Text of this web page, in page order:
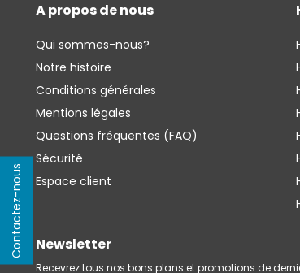
Contactez-nous
A propos de nous
Qui sommes-nous?
Notre histoire
Conditions générales
Mentions légales
Questions fréquentes (FAQ)
Sécurité
Espace client
Newsletter
Recevrez tous nos bons plans et promotions de